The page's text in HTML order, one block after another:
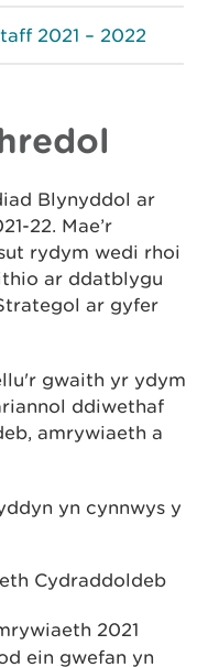
2021 – 2022
Blynyddol ar
22. Mae’r
rydym wedi rhoi
ar ddatblygu
ar gyfer
gwaith yr ydym
ddiwethaf
amrywiaeth a
yn cynnwys y
Cydraddoldeb
2021
ein gwefan yn